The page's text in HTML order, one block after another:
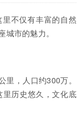
不仅有丰富的自然
市的魅力。
，人口约300万。
历史悠久，文化底